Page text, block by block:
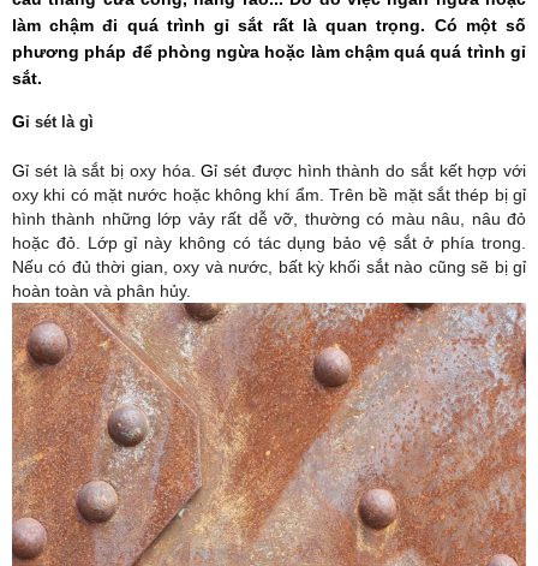
làm chậm đi quá trình gỉ sắt rất là quan trọng. Có một số
phương pháp để phòng ngừa hoặc làm chậm quá quá trình gỉ
sắt.
G​ỉ sét là gì
​G​ỉ sét là sắt bị oxy hóa.​G​ỉ sét được hình thành do sắt kết hợp với
oxy khi có mặt nước hoặc không khí ẩm. Trên bề mặt sắt thép bị gỉ
hình thành những lớp vảy rất dễ vỡ, thường có màu nâu, nâu đỏ
hoặc đỏ. Lớp gỉ này không có tác dụng bảo vệ sắt ở phía trong.
Nếu có đủ thời gian, oxy và nước, bất kỳ khối sắt nào cũng sẽ bị gỉ
hoàn toàn và phân hủy.